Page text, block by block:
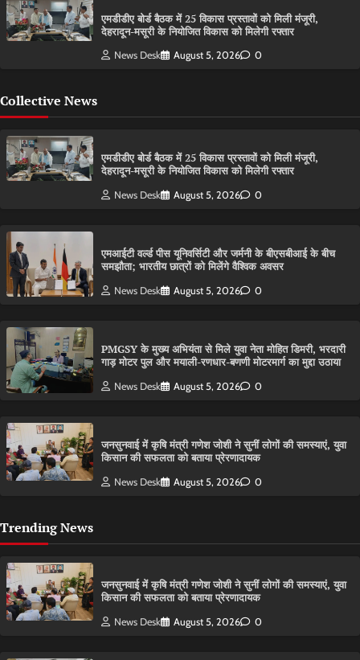
एमडीडीए बोर्ड बैठक में 25 विकास प्रस्तावों को मिली मंजूरी,
देहरादून-मसूरी के नियोजित विकास को मिलेगी रफ्तार
News Desk August 5, 2026 0
Collective News
एमडीडीए बोर्ड बैठक में 25 विकास प्रस्तावों को मिली मंजूरी,
देहरादून-मसूरी के नियोजित विकास को मिलेगी रफ्तार
News Desk August 5, 2026 0
एमआईटी वर्ल्ड पीस यूनिवर्सिटी और जर्मनी के बीएसबीआई के बीच
समझौता; भारतीय छात्रों को मिलेंगे वैश्विक अवसर
News Desk August 5, 2026 0
PMGSY के मुख्य अभियंता से मिले युवा नेता मोहित डिमरी, भरदारी
गाड़ मोटर पुल और मयाली-रणधार-बणणी मोटरमार्ग का मुद्दा उठाया
News Desk August 5, 2026 0
जनसुनवाई में कृषि मंत्री गणेश जोशी ने सुनीं लोगों की समस्याएं, युवा
किसान की सफलता को बताया प्रेरणादायक
News Desk August 5, 2026 0
Trending News
जनसुनवाई में कृषि मंत्री गणेश जोशी ने सुनीं लोगों की समस्याएं, युवा
किसान की सफलता को बताया प्रेरणादायक
News Desk August 5, 2026 0